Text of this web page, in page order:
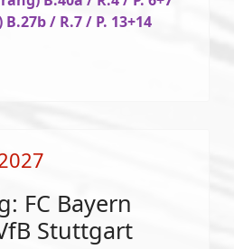
/ R.7 / P. 13+14
FC Bayern
Stuttgart